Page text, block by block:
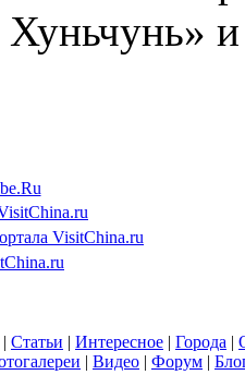
Хуньчунь»
VisitChina.ru
| Статьи | Интересное | Города |
| Видео | Форум |